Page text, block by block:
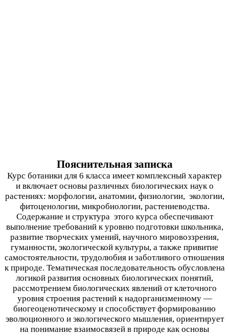
Пояснительная записка
Курс ботаники для 6 класса имеет комплексный характер
и включает основы различных биологических наук о
растениях: морфологии, анатомии, физиологии, экологии,
фитоценологии, микробиологии, растениеводства.
Содержание и структура этого курса обеспечивают
выполнение требований к уровню подготовки школьника,
развитие творческих умений, научного мировоззрения,
гуманности, экологической культуры, а также привитие
самостоятельности, трудолюбия и заботливого отношения
к природе. Тематическая последовательность обусловлена
логикой развития основных биологических понятий,
рассмотрением биологических явлений от клеточного
уровня строения растений к надорганизменному —
биогеоценотическому и способствует формированию
эволюционного и экологического мышления, ориентирует
на понимание взаимосвязей в природе как основы